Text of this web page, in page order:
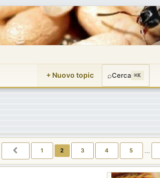
+ Nuovo topic ⌕Cerca ⌘K
2 PRECEDENTE
1 2 3 4 5 …